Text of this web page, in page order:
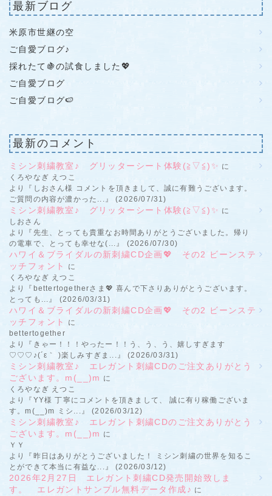
最新ブログ
米原市世継の空
ご自愛ブログ♪
採れたて🍇の試食しました💖
ご自愛ブログ
ご自愛ブログ🍉
最新のコメント
ミシン刺繍教室♪ グリッターシート体験(≧▽≦)✨ に
くろやなぎ えつこ
より『しおさん様 コメントを頂きまして、誠に有難うございます。
ご質問の内容が濃かった...』 (2026/07/31)
ミシン刺繍教室♪ グリッターシート体験(≧▽≦)✨ に
しおさん
より『先生、とっても貴重なお時間ありがとうございました。帰り
の電車で、とっても幸せな(...』 (2026/07/30)
ハワイ＆ブライダルの新刺繍CD企画💖 その2 ビーンステ
ッチフォント
に
くろやなぎ えつこ
より『bettertogetherさま💖 喜んで下さりありがとうございます。
とっても...』 (2026/03/31)
ハワイ＆ブライダルの新刺繍CD企画💖 その2 ビーンステ
ッチフォント
に
bettertogether
より『きゃー！！！やったー！！う、う、う、嬉しすぎます
♡♡♡♪(´ε｀ )楽しみすぎま...』 (2026/03/31)
ミシン刺繍教室♪ エレガント刺繍CDのご注文ありがとう
ございます。m(__)m に
くろやなぎ えつこ
より『YY様 丁寧にコメントを頂きまして、 誠に有り稼働ございま
す。m(__)m ミシ...』 (2026/03/12)
ミシン刺繍教室♪ エレガント刺繍CDのご注文ありがとう
ございます。m(__)m に
ＹＹ
より『昨日はありがとうございました！ ミシン刺繍の世界を知るこ
とができて本当に有益な...』 (2026/03/12)
2026年2月27日 エレガント刺繍CD発売開始致しま
す。 エレガントサンプル無料データ作成♪ に